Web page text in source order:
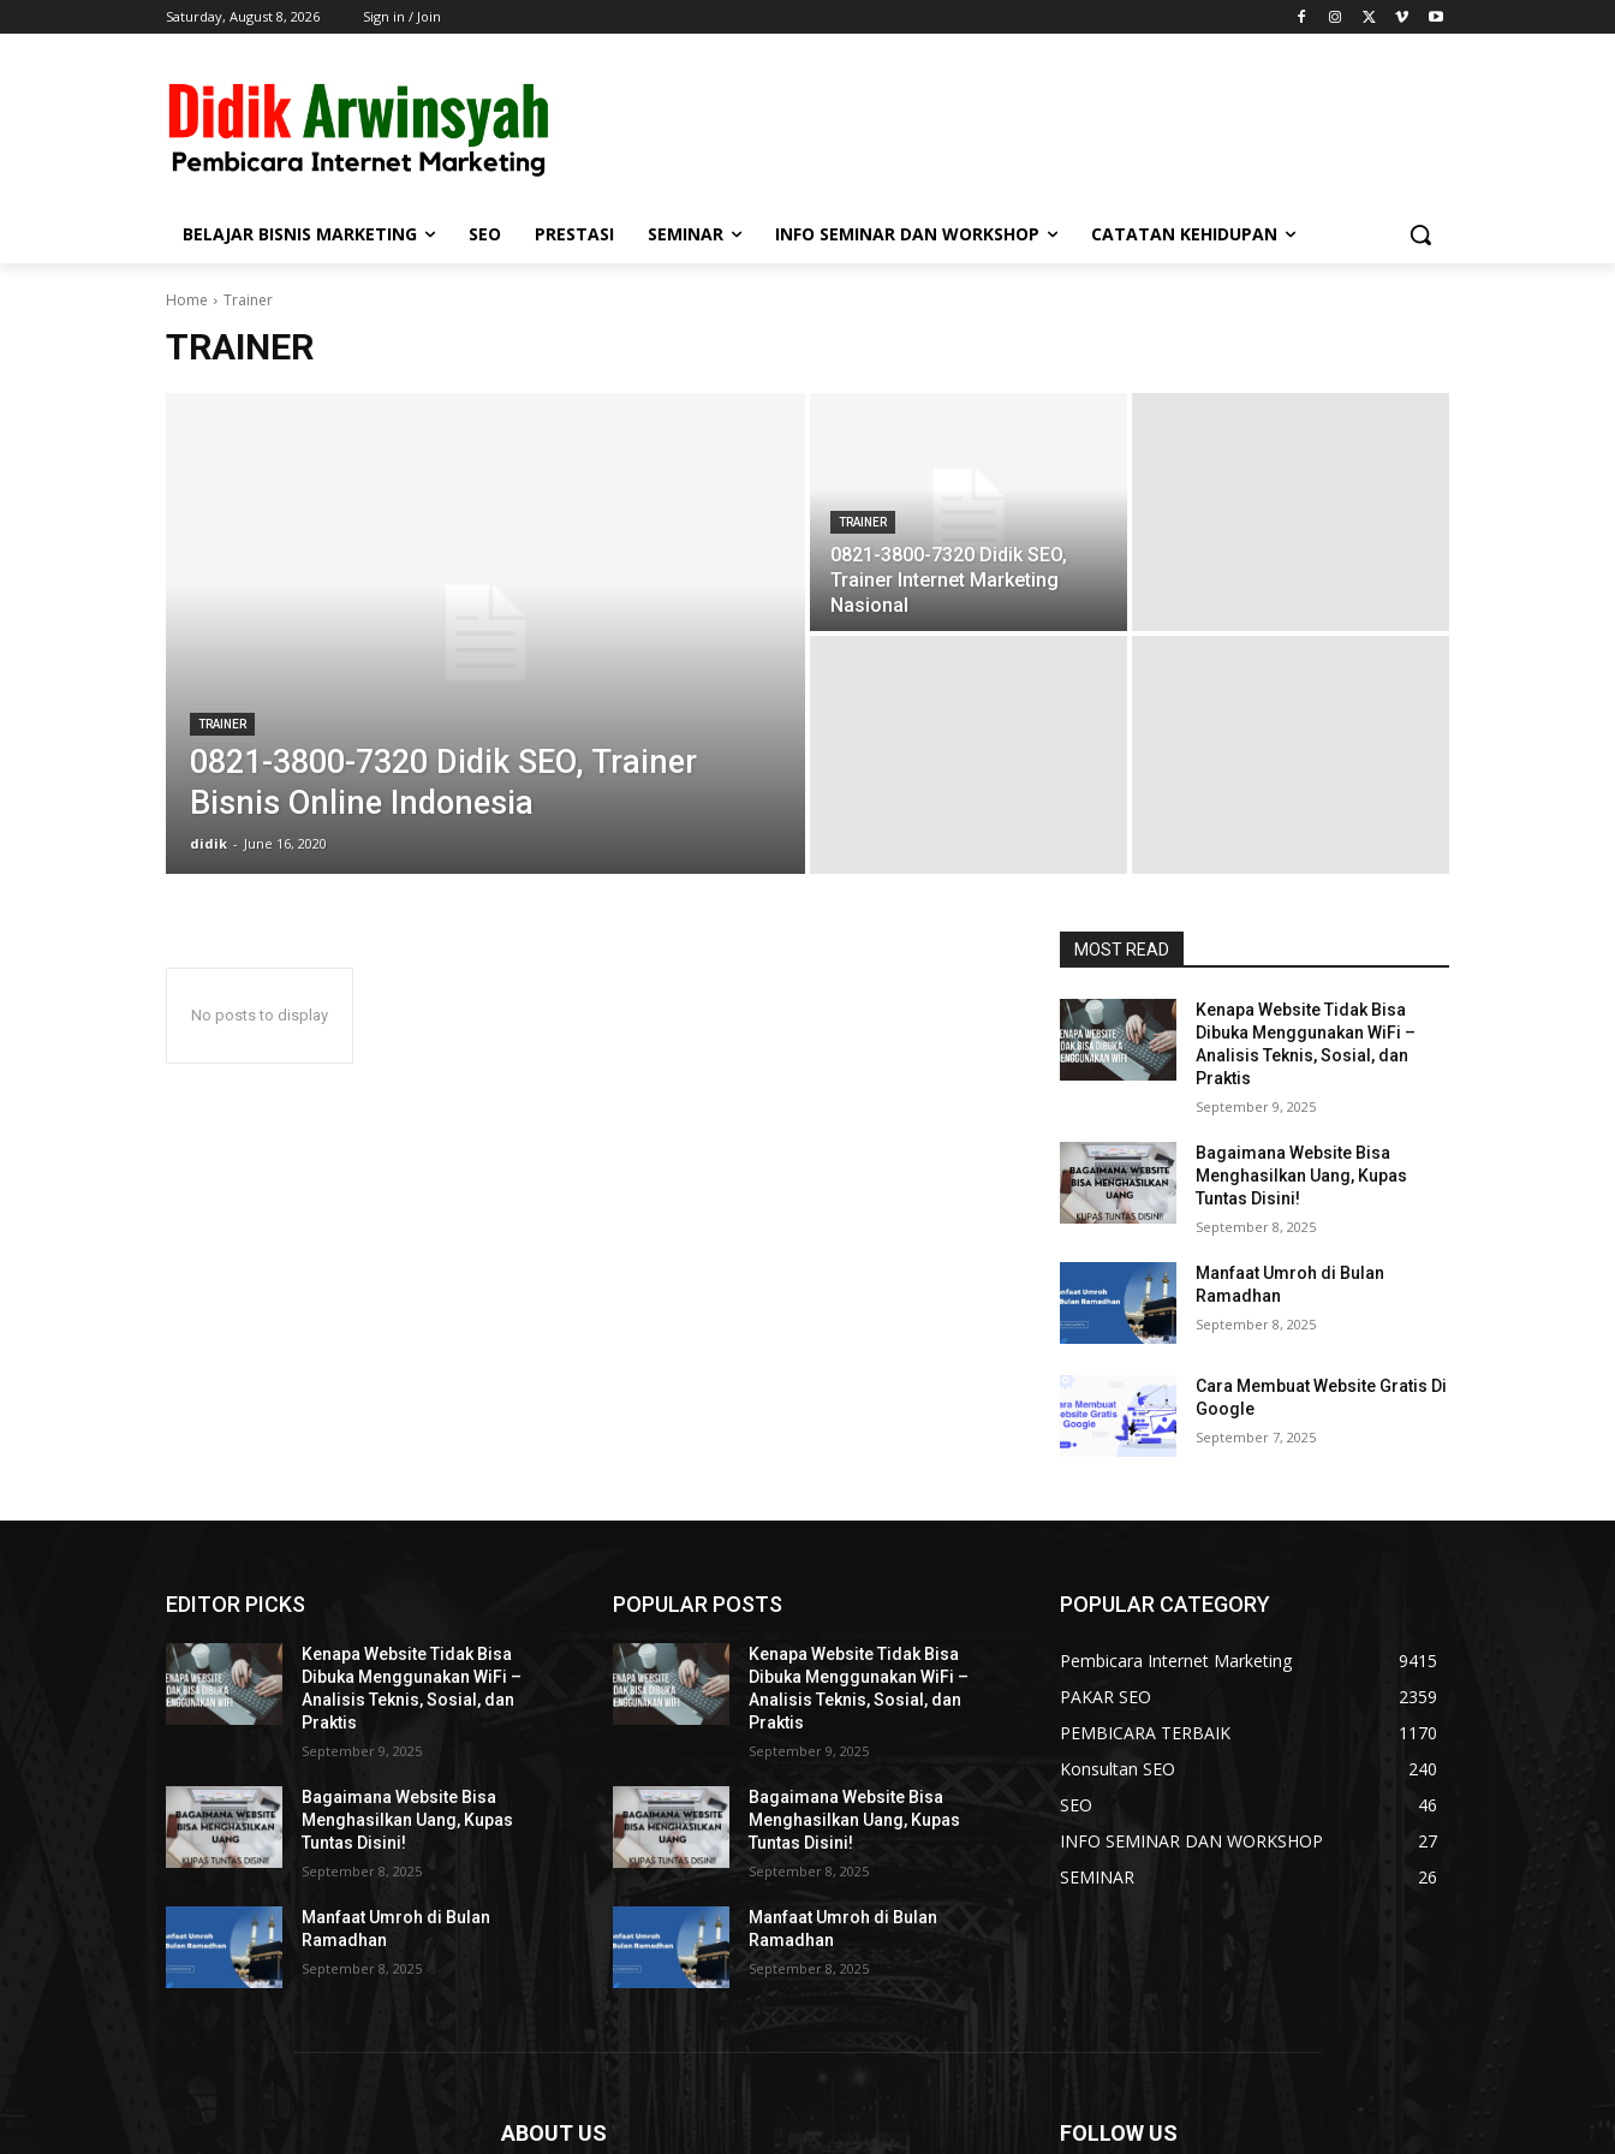
Saturday, August 8, 2026 Sign in / Join
BELAJAR BISNIS MARKETING SEO PRESTASI SEMINAR INFO SEMINAR DAN WORKSHOP CATATAN KEHIDUPAN
Home Trainer
TRAINER
TRAINER
0821-3800-7320 Didik SEO, Trainer
Bisnis Online Indonesia
didik - June 16, 2020
TRAINER
0821-3800-7320 Didik SEO,
Trainer Internet Marketing
Nasional
No posts to display
MOST READ
Kenapa Website Tidak Bisa
Dibuka Menggunakan WiFi –
Analisis Teknis, Sosial, dan
Praktis
September 9, 2025
Bagaimana Website Bisa
Menghasilkan Uang, Kupas
Tuntas Disini!
September 8, 2025
Manfaat Umroh di Bulan
Ramadhan
September 8, 2025
Cara Membuat Website Gratis Di
Google
September 7, 2025
EDITOR PICKS
Kenapa Website Tidak Bisa
Dibuka Menggunakan WiFi –
Analisis Teknis, Sosial, dan
Praktis
September 9, 2025
Bagaimana Website Bisa
Menghasilkan Uang, Kupas
Tuntas Disini!
September 8, 2025
Manfaat Umroh di Bulan
Ramadhan
September 8, 2025
POPULAR POSTS
Kenapa Website Tidak Bisa
Dibuka Menggunakan WiFi –
Analisis Teknis, Sosial, dan
Praktis
September 9, 2025
Bagaimana Website Bisa
Menghasilkan Uang, Kupas
Tuntas Disini!
September 8, 2025
Manfaat Umroh di Bulan
Ramadhan
September 8, 2025
POPULAR CATEGORY
Pembicara Internet Marketing
9415
PAKAR SEO
2359
PEMBICARA TERBAIK
1170
Konsultan SEO
240
SEO
46
INFO SEMINAR DAN WORKSHOP
27
SEMINAR
26
ABOUT US FOLLOW US